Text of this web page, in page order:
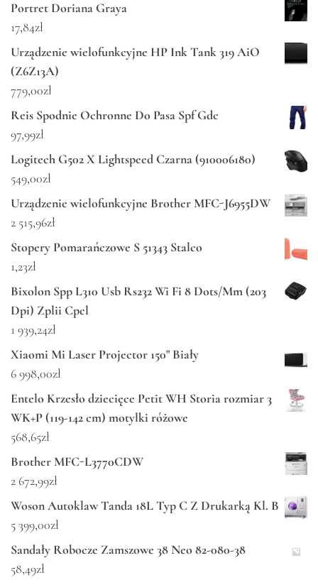
Portret Doriana Graya
17,84zł
Urządzenie wielofunkcyjne HP Ink Tank 319 AiO
(Z6Z13A)
779,00zł
Reis Spodnie Ochronne Do Pasa Spf Gdc
97,99zł
Logitech G502 X Lightspeed Czarna (910006180)
549,00zł
Urządzenie wielofunkcyjne Brother MFC-J6955DW
2 515,96zł
Stopery Pomarańczowe S 51343 Stalco
1,23zł
Bixolon Spp L310 Usb Rs232 Wi Fi 8 Dots/Mm (203
Dpi) Zplii Cpcl
1 939,24zł
Xiaomi Mi Laser Projector 150" Biały
6 998,00zł
Entelo Krzesło dziecięce Petit WH Storia rozmiar 3
WK+P (119-142 cm) motylki różowe
568,65zł
Brother MFC-L3770CDW
2 672,99zł
Woson Autoklaw Tanda 18L Typ C Z Drukarką Kl. B
5 399,00zł
Sandały Robocze Zamszowe 38 Neo 82-080-38
58,49zł